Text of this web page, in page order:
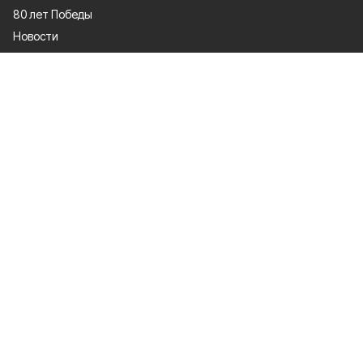
80 лет Победы
Новости